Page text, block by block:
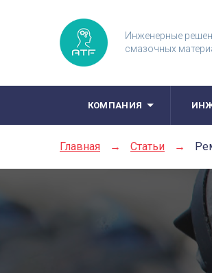
Инженерные
смазочных
КОМПАНИЯ
Главная → Статьи →